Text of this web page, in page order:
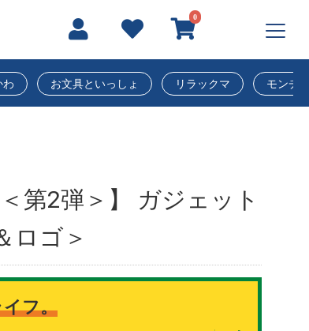
0
わ お文具といっしょ リラックマ モンチ
第2弾＞】 ガジェット
ロゴ＞
フ。